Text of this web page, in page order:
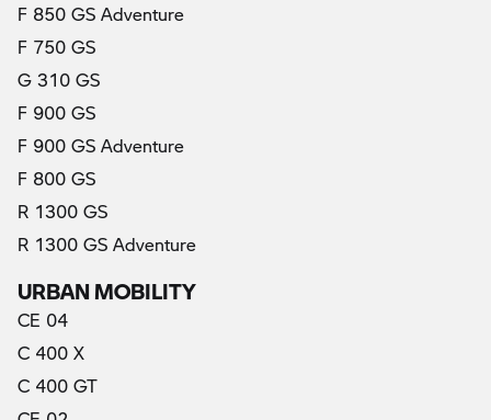
F 850 GS Adventure
F 750 GS
G 310 GS
F 900 GS
F 900 GS Adventure
F 800 GS
R 1300 GS
R 1300 GS Adventure
URBAN MOBILITY
CE 04
C 400 X
C 400 GT